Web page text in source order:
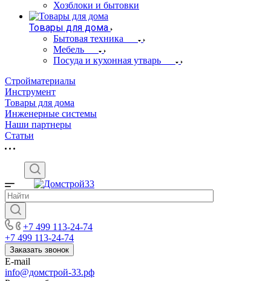
Хозблоки и бытовки
Товары для дома
Бытовая техника
Мебель
Посуда и кухонная утварь
Стройматериалы
Инструмент
Товары для дома
Инженерные системы
Наши партнеры
Статьи
+7 499 113-24-74
+7 499 113-24-74
Заказать звонок
E-mail
info@домстрой-33.рф